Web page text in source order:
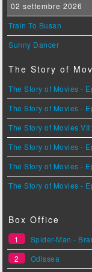
02 settembre 2026
Train To Busan
Sunny Dancer
The Story of
The Story of Movies -
The Story of Movies -
The Story of Movies
The Story of Movies -
The Story of Movies -
The Story of Movies -
Box Office
1
Spider-Man -
2
Odissea